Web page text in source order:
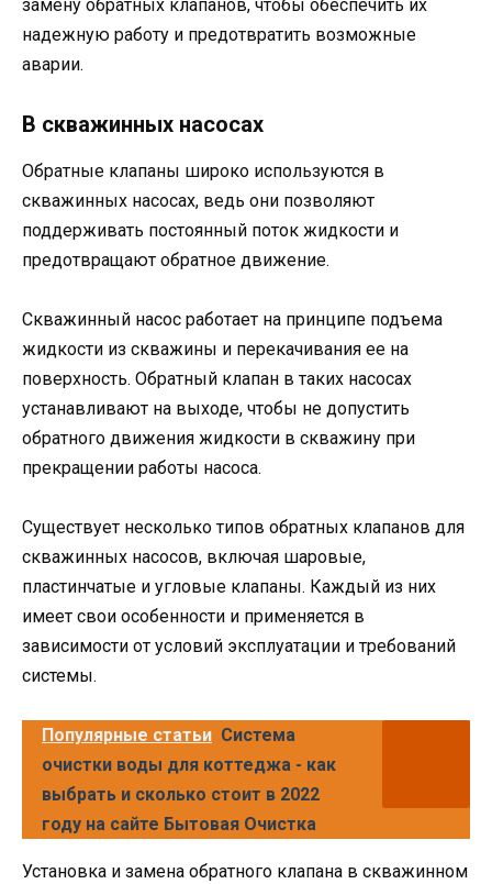
замену обратных клапанов, чтобы обеспечить их
надежную работу и предотвратить возможные
аварии.
В скважинных насосах
Обратные клапаны широко используются в
скважинных насосах, ведь они позволяют
поддерживать постоянный поток жидкости и
предотвращают обратное движение.
Скважинный насос работает на принципе подъема
жидкости из скважины и перекачивания ее на
поверхность. Обратный клапан в таких насосах
устанавливают на выходе, чтобы не допустить
обратного движения жидкости в скважину при
прекращении работы насоса.
Существует несколько типов обратных клапанов для
скважинных насосов, включая шаровые,
пластинчатые и угловые клапаны. Каждый из них
имеет свои особенности и применяется в
зависимости от условий эксплуатации и требований
системы.
Популярные статьи Система
очистки воды для коттеджа - как
выбрать и сколько стоит в 2022
году на сайте Бытовая Очистка
Установка и замена обратного клапана в скважинном